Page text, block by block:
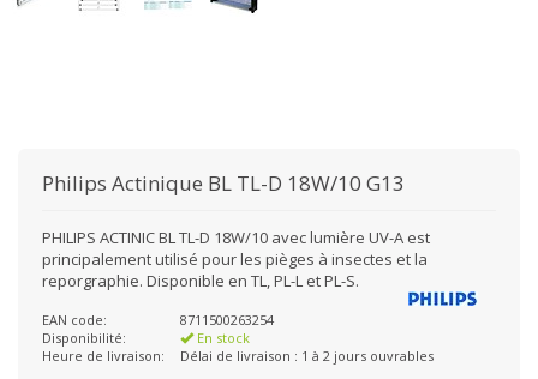
Philips Actinique BL TL-D 18W/10 G13
PHILIPS ACTINIC BL TL-D 18W/10 avec lumière UV-A est
principalement utilisé pour les pièges à insectes et la
reporgraphie. Disponible en TL, PL-L et PL-S.
EAN code:
8711500263254
Disponibilité:
En stock
Heure de livraison:
Délai de livraison : 1 à 2 jours ouvrables